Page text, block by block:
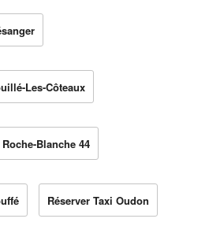
Les-Côteaux
Blanche 44
Réserver Taxi Oudon